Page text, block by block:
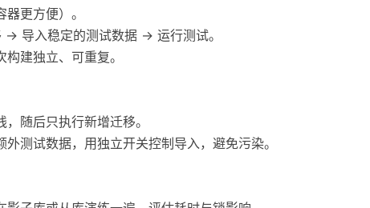
更方便）。
导入稳定的测试数据 → 运行测试。
建独立、可重复。
随后只执行新增迁移。
测试数据，用独立开关控制导入，避免污染。